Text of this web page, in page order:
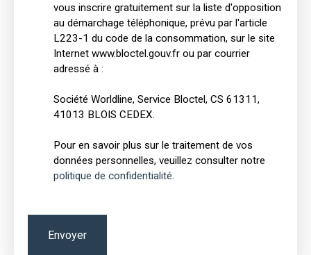
vous inscrire gratuitement sur la liste d'opposition
au démarchage téléphonique, prévu par l'article
L223-1 du code de la consommation, sur le site
Internet www.bloctel.gouv.fr ou par courrier
adressé à :
Société Worldline, Service Bloctel, CS 61311,
41013 BLOIS CEDEX.
Pour en savoir plus sur le traitement de vos
données personnelles, veuillez consulter notre
politique de confidentialité.
Envoyer